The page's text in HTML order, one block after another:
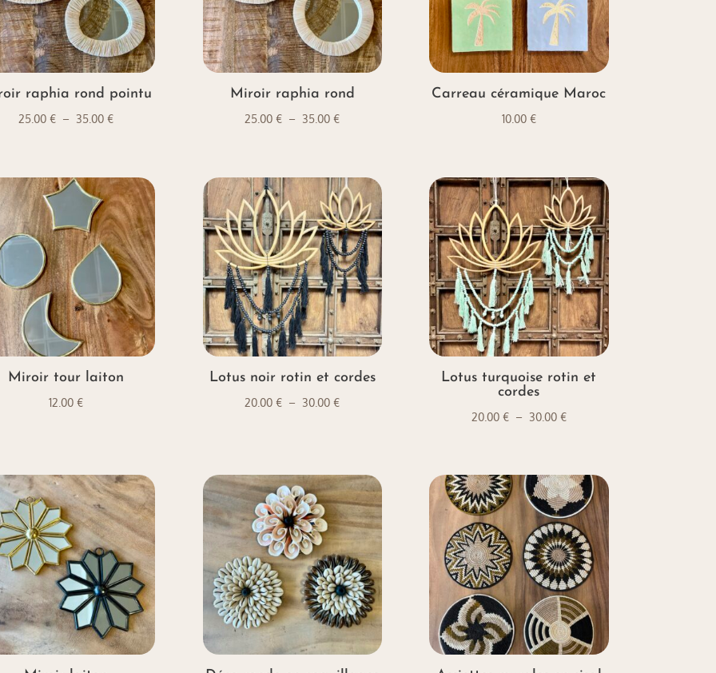
raphia rond pointu
25.00 € – 35.00 €Plage
25.00 €
à
35.00 €
Miroir raphia rond
25.00€ – 35.00€Plage
25.00 €
à
35.00 €
Carreau céramique Maroc
10.00 €
Miroir tour laiton
12.00 €
Lotus noir rotin et cordes
20.00€ – 30.00€Plage
à
30.00 €
Lotus turquoise rotin et
cordes
20.00 € – 30.00 €Plage
20.00 €
à
30.00 €